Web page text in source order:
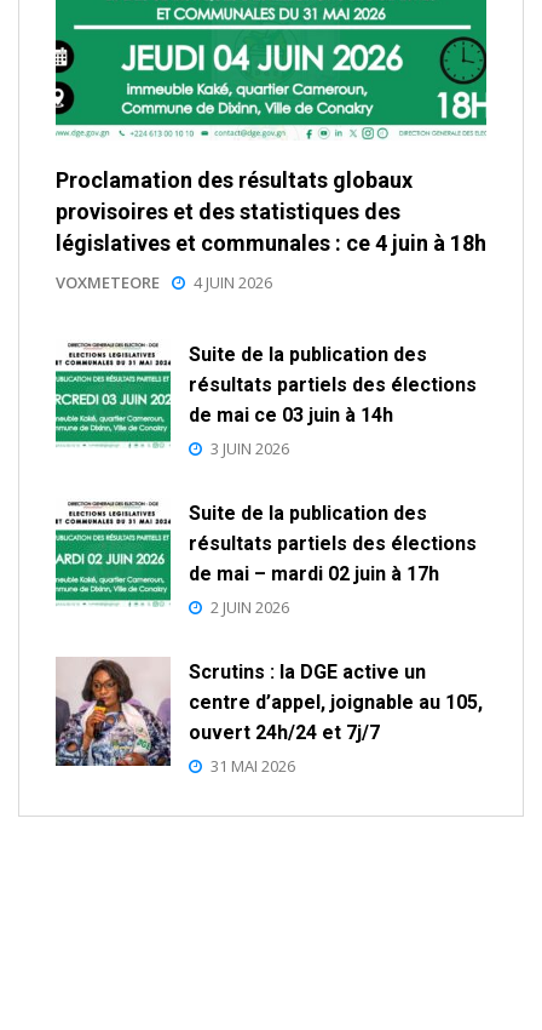
Proclamation des résultats globaux
provisoires et des statistiques des
législatives et communales : ce 4 juin à 18h
VOXMETEORE 4 JUIN 2026
Suite de la publication des
résultats partiels des élections
de mai ce 03 juin à 14h
3 JUIN 2026
Suite de la publication des
résultats partiels des élections
de mai – mardi 02 juin à 17h
2 JUIN 2026
Scrutins : la DGE active un
centre d’appel, joignable au 105,
ouvert 24h/24 et 7j/7
31 MAI 2026